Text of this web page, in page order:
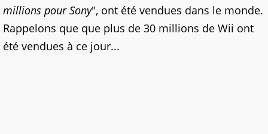
millions pour Sony", ont été vendues dans le monde.
Rappelons que que plus de 30 millions de Wii ont
été vendues à ce jour...